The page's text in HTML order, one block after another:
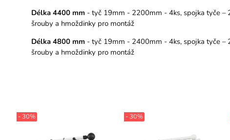
Délka 4400 mm - tyč 19mm - 2200mm - 4ks, spojka tyče –
šrouby a hmoždinky pro montáž
Délka 4800 mm - tyč 19mm - 2400mm - 4ks, spojka tyče –
šrouby a hmoždinky pro montáž
- 30% - 30%